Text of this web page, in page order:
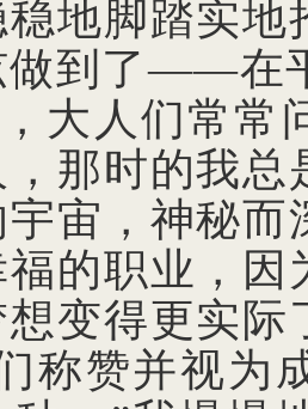
地脚踏实
做到了——在
大人们常常
那时的我
宙，神秘
的职业，
变得更实
称赞并视为